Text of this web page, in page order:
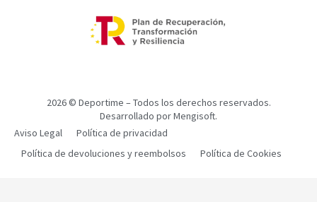
2026© Deportime – Todos los derechos reservados.
Desarrollado porMengisoft.
Aviso Legal
Política de privacidad
Política de devoluciones y reembolsos
Política de Cookies